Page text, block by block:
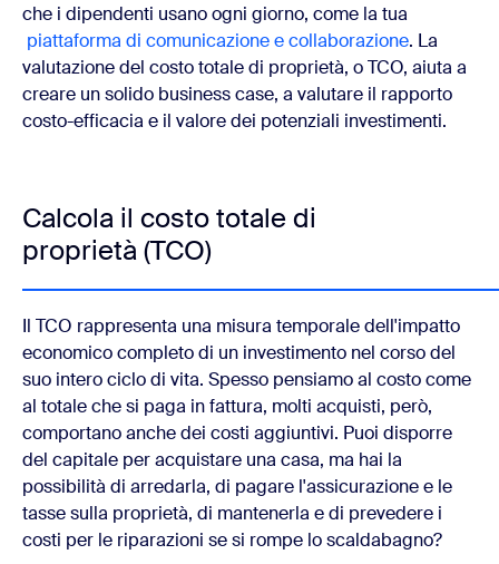
che i dipendenti usano ogni giorno, come la tua
piattaforma di comunicazione e collaborazione. La
valutazione del costo totale di proprietà, o TCO, aiuta a
creare un solido business case, a valutare il rapporto
costo-efficacia e il valore dei potenziali investimenti.
Calcola il costo totale di
proprietà (TCO)
Il TCO rappresenta una misura temporale dell'impatto
economico completo di un investimento nel corso del
suo intero ciclo di vita. Spesso pensiamo al costo come
al totale che si paga in fattura, molti acquisti, però,
comportano anche dei costi aggiuntivi. Puoi disporre
del capitale per acquistare una casa, ma hai la
possibilità di arredarla, di pagare l'assicurazione e le
tasse sulla proprietà, di mantenerla e di prevedere i
costi per le riparazioni se si rompe lo scaldabagno?